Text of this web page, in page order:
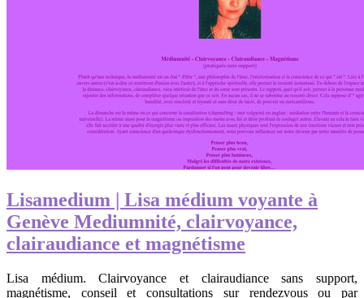
Lisamedium | Lisa médium voyante à
Genève Mediumnité, clair­vo­yan­ce,
clairau­dian­ce et magnétisme
Lisa médium. Clairvoyance et clairaudiance sans support,
magnétisme, conseil et consultations sur rendezvous ou par